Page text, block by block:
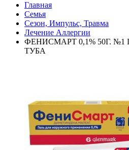
Главная
Семья
Сезон, Импульс, Травма
Лечение Аллергии
ФЕНИСМАРТ 0,1% 50Г.
ТУБА